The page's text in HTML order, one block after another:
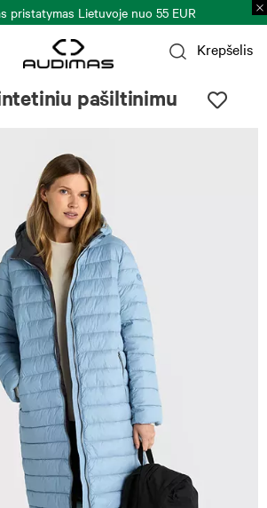
Lietuvoje nuo 55 EUR
Krepšelis
pašiltinimu